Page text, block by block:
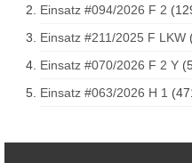
Gerätewagen
GDekonP-LKW
Einsatz #094/2026 F 2
Einsatz #211/2025 F LKW
Einsatz #070/2026 F 2 Y
Einsatz #063/2026 H 1